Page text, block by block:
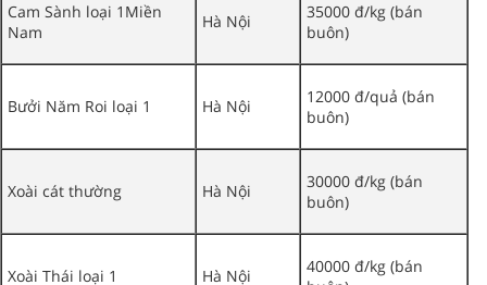
Cam Sành loại 1Miền
Nam
Hà Nội
35000 đ/kg (bán
buôn)
Bưởi Năm Roi loại 1 Hà Nội
12000 đ/quả (bán
buôn)
Xoài cát thường Hà Nội
30000 đ/kg (bán
buôn)
Xoài Thái loại 1 Hà Nội
40000 đ/kg (bán